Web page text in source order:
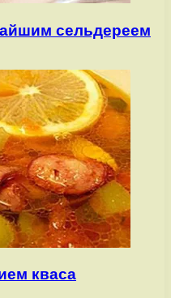
сельдереем
кваса